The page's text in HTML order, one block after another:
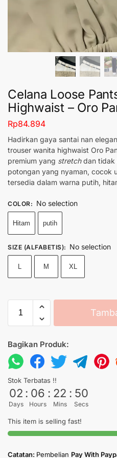
Celana Loose
Highwaist – Oro
Rp84.894
Hadirkan gaya santai nan
trouser wanita highwaist Oro
premium yang stretchdan tidak
potongan yang nyaman, cocok
tersedia dalam warna putih,
COLOR: No selection
Hitam putih
SIZE (ALFABETIS): No selection
M XL
Bagikan Produk:
Stok Terbatas !!
02
Days
: 06
Hours
: 22
Mins
: 50
Secs
This item is selling fast!
Catatan: Pembelian Pay With